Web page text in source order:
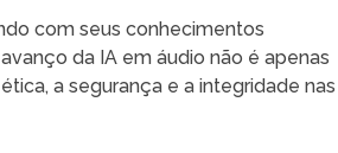
com seus conhecimentos
da IA em áudio não é apenas
a segurança e a integridade nas